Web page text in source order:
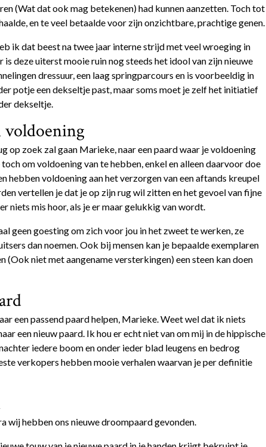
(Wat dat ook mag betekenen) had kunnen aanzetten. Toch tot
en te veel betaalde voor zijn onzichtbare, prachtige genen.
ik dat beest na twee jaar interne strijd met veel wroeging in
deze uiterst mooie ruin nog steeds het idool van zijn nieuwe
dressuur, een laag springparcours en is voorbeeldig in
potje een dekseltje past, maar soms moet je zelf het initiatief
dekseltje.
voldoening
op zoek zal gaan Marieke, naar een paard waar je voldoening
toch om voldoening van te hebben, enkel en alleen daarvoor doe
hebben voldoening aan het verzorgen van een aftands kreupel
vertellen je dat je op zijn rug wil zitten en het gevoel van fijne
niets mis hoor, als je er maar gelukkig van wordt.
geen goesting om zich voor jou in het zweet te werken, ze
dan noemen. Ook bij mensen kan je bepaalde exemplaren
(Ook niet met aangename versterkingen) een steen kan doen
een passend paard helpen, Marieke. Weet wel dat ik niets
een nieuw paard. Ik hou er echt niet van om mij in de hippische
iedere boom en onder ieder blad leugens en bedrog
verkopers hebben mooie verhalen waarvan je per definitie
wij hebben ons nieuwe droompaard gevonden.